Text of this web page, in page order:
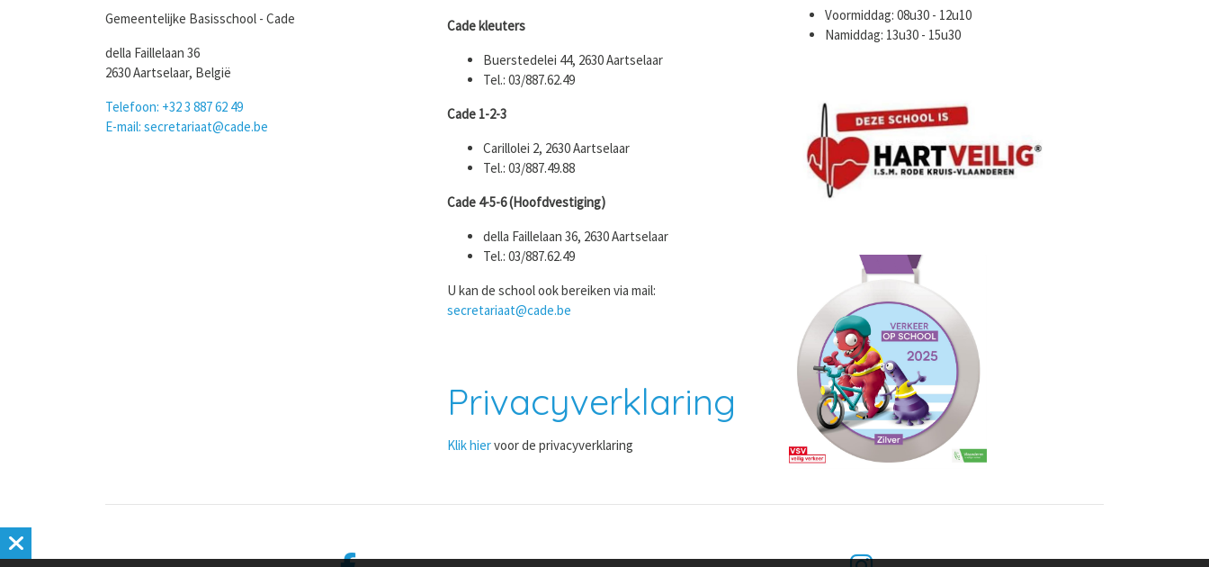
Gemeentelijke Basisschool - Cade
della Faillelaan 36
2630 Aartselaar, België
Telefoon: +32 3 887 62 49
E-mail: secretariaat@cade.be
Cade kleuters
Buerstedelei 44, 2630 Aartselaar
Tel.: 03/887.62.49
Cade 1-2-3
Carillolei 2, 2630 Aartselaar
Tel.: 03/887.49.88
Cade 4-5-6 (Hoofdvestiging)
della Faillelaan 36, 2630 Aartselaar
Tel.: 03/887.62.49
U kan de school ook bereiken via mail:
secretariaat@cade.be
Privacyverklaring
Klik hiervoor de privacyverklaring
Voormiddag: 08u30 - 12u10
Namiddag: 13u30 - 15u30